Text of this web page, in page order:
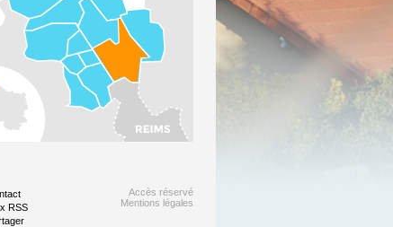
RSS
Accès réservé
Mentions légales